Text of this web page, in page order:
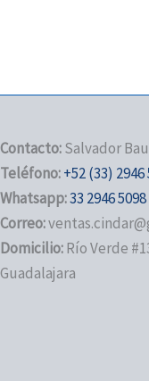
Contacto:Salvador
Teléfono:+52 (33) 2946
Whatsapp:33 2946 5098
Correo:
Domicilio:Río Verde
Guadalajara